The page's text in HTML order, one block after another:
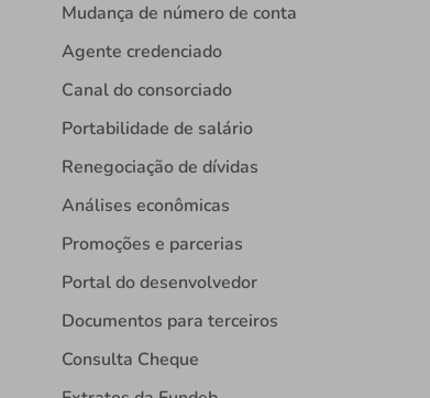
Mudança de número de conta
Agente credenciado
Canal do consorciado
Portabilidade de salário
Renegociação de dívidas
Análises econômicas
Promoções e parcerias
Portal do desenvolvedor
Documentos para terceiros
Consulta Cheque